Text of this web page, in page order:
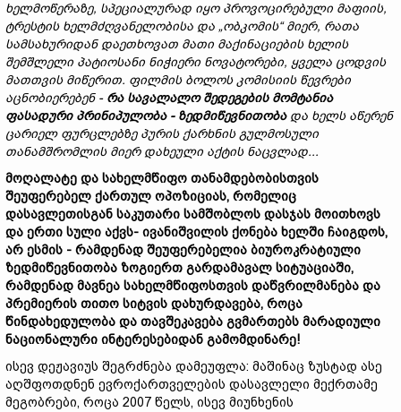
ხელმოწერაზე, სპეციალურად იყო პროვოცირებული მაფიის,
ტრესტის ხელმძღვანელობისა და „ობკომის“მიერ, რათა
სამსახურიდან დაეთხოვათ მათი მაქინაციების ხელის
შემშლელი პატიოსანი ნიჭიერი ნოვატორები, ყველა ცოდვის
მათთვის მიწერით. ფილმის ბოლოს კომისიის წევრები
აცნობიერებენ- რა სავალალო შედეგების მომტანია
ფასადური პრინიპულობა- ზედმიწევნითობა და ხელს აწერენ
ცარიელ ფურცლებზე პურის ქარხნის გულმოსული
თანამშრომლის მიერ დახეული აქტის ნაცვლად...
მოღალატე და სახელმწიფო თანამდებობისთვის
შეუფერებელ ქართულ ოპოზიციას, რომელიც
დასავლეთისგან საკუთარი სამშობლოს დასჯას მოითხოვს
და ერთი სული აქვს- ივანიშვილის ქონება ხელში ჩაიგდოს,
არ ესმის - რამდენად შეუფერებელია ბიუროკრატიული
ზედმიწევნითობა ზოგიერთ გარდამავალ სიტუაციაში,
რამდენად მავნეა სახელმწიფოსთვის დაწვრილმანება და
პრემიერის თითო სიტვის დახურდავება, როცა
წინდახედულობა და თავშეკავება გვმართებს მარადიული
ნაციონალური ინტერესებიდან გამომდინარე!
ისევ დეჟავიუს შეგრძნება დამეუფლა: მაშინაც ზუსტად ასე
აღშფოთდნენ ევროქართველების დასავლელი მექრთამე
მეგობრები, როცა 2007 წელს, ისევ მიუნხენის